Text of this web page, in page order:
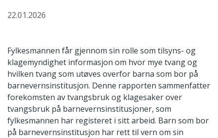
22.01.2026
Fylkesmannen får gjennom sin rolle som tilsyns- og
klagemyndighet informasjon om hvor mye tvang og
hvilken tvang som utøves overfor barna som bor på
barnevernsinstitusjon. Denne rapporten sammenfatter
forekomsten av tvangsbruk og klagesaker over
tvangsbruk på barnevernsinstitusjoner, som
fylkesmannen har registeret i sitt arbeid. Barn som bor
på barnevernsinstitusjon har rett til vern om sin